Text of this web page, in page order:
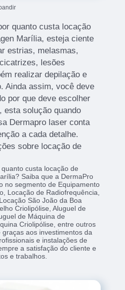
quanto custa locação
Marília, esteja ciente
estrias, melasmas,
lesões
realizar depilação e
Ainda assim, você deve
por que deve escolher
esta solução quando
Dermapro laser conta
a cada detalhe.
sobre locação de
custa locação de
Saiba que a DermaPro
no segmento de Equipamento
Locação de Radiofrequência,
São João da Boa
Criolipólise, Aluguel de
de Máquina de
Criolipólise, entre outros
aos investimentos da
e instalações de
a satisfação do cliente e
e trabalhos.